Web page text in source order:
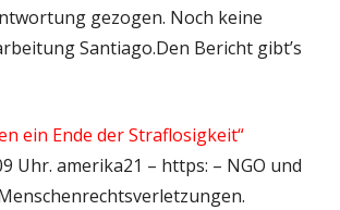
gezogen. Noch keine
Santiago.Den Bericht gibt’s
ein Ende der Straflosigkeit“
Uhr. amerika21 – https: – NGO und